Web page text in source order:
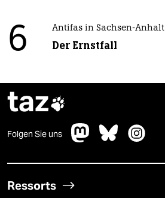
6 Antifas in Sachsen-Anhalt
Der Ernstfall
taz
Folgen Sie uns
Ressorts